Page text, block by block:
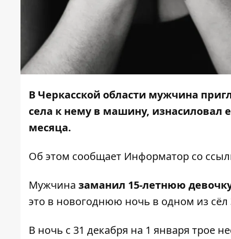
В Черкасской области мужчина
села к нему в машину, изнасиловал
месяца.
Об этом сообщает Информатор со
Мужчина заманил 15-летнюю
это в новогоднюю ночь в одном из
В ночь с 31 декабря на 1 января трое